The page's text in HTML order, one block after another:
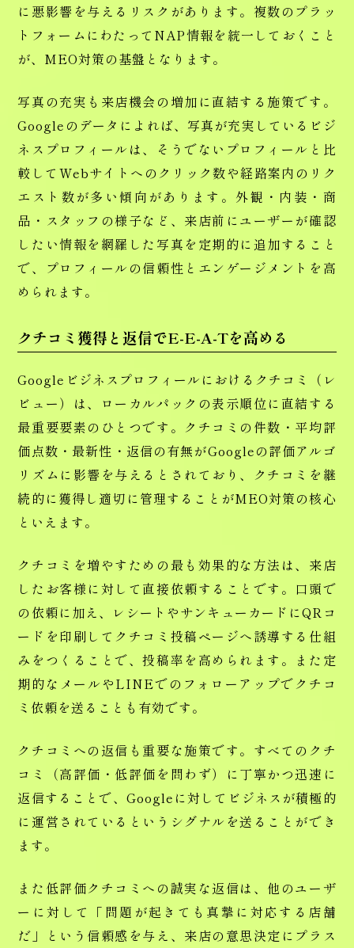
に悪影響を与えるリスクがあります。複数のプラッ
トフォームにわたってNAP情報を統一しておくこと
が、MEO対策の基盤となります。
写真の充実も来店機会の増加に直結する施策です。
Googleのデータによれば、写真が充実しているビジ
ネスプロフィールは、そうでないプロフィールと比
較してWebサイトへのクリック数や経路案内のリク
エスト数が多い傾向があります。外観・内装・商
品・スタッフの様子など、来店前にユーザーが確認
したい情報を網羅した写真を定期的に追加すること
で、プロフィールの信頼性とエンゲージメントを高
められます。
クチコミ獲得と返信でE-E-A-Tを高める
Googleビジネスプロフィールにおけるクチコミ（レ
ビュー）は、ローカルパックの表示順位に直結する
最重要要素のひとつです。クチコミの件数・平均評
価点数・最新性・返信の有無がGoogleの評価アルゴ
リズムに影響を与えるとされており、クチコミを継
続的に獲得し適切に管理することがMEO対策の核心
といえます。
クチコミを増やすための最も効果的な方法は、来店
したお客様に対して直接依頼することです。口頭で
の依頼に加え、レシートやサンキューカードにQRコ
ードを印刷してクチコミ投稿ページへ誘導する仕組
みをつくることで、投稿率を高められます。また定
期的なメールやLINEでのフォローアップでクチコ
ミ依頼を送ることも有効です。
クチコミへの返信も重要な施策です。すべてのクチ
コミ（高評価・低評価を問わず）に丁寧かつ迅速に
返信することで、Googleに対してビジネスが積極的
に運営されているというシグナルを送ることができ
ます。
また低評価クチコミへの誠実な返信は、他のユーザ
ーに対して「問題が起きても真摯に対応する店舗
だ」という信頼感を与え、来店の意思決定にプラス